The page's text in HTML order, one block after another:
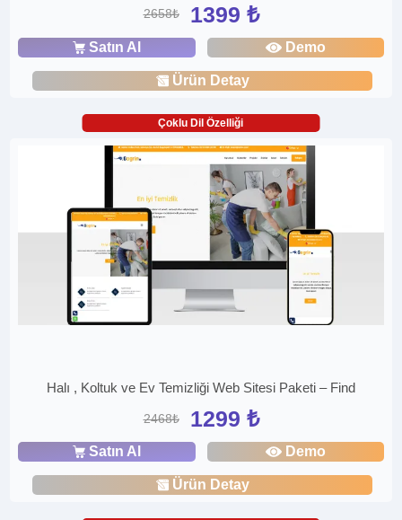
2658₺ 1399 ₺
Satın Al Demo
Ürün Detay
Çoklu Dil Özelliği
Halı , Koltuk ve Ev Temizliği Web Sitesi Paketi – Find
2468₺ 1299 ₺
Satın Al Demo
Ürün Detay